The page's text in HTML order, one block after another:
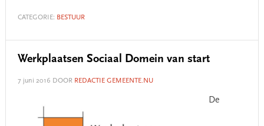
CATEGORIE: BESTUUR
Werkplaatsen Sociaal Domein van start
7 juni 2016 DOOR REDACTIE GEMEENTE.NU
De